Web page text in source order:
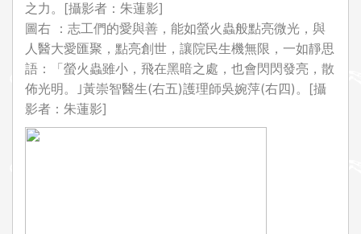
之力。[攝影者：朱蓮影]
圖右 ：志工們的愛與善，能如螢火蟲般點亮微光，與
人醫大愛匯聚，點亮創世，讓院民生機無限，一如靜思
語：「螢火蟲雖小，飛在黑暗之處，也會閃閃發亮，散
佈光明。｣黃崇智醫生(右五)護理師吳婉萍(右四)。[攝
影者：朱蓮影]